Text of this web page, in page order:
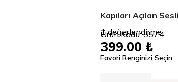
Kapıları Açılan
1değerlendirme
Ürün Kodu: 5574
399.00 ₺
Favori Renginizi Seçin